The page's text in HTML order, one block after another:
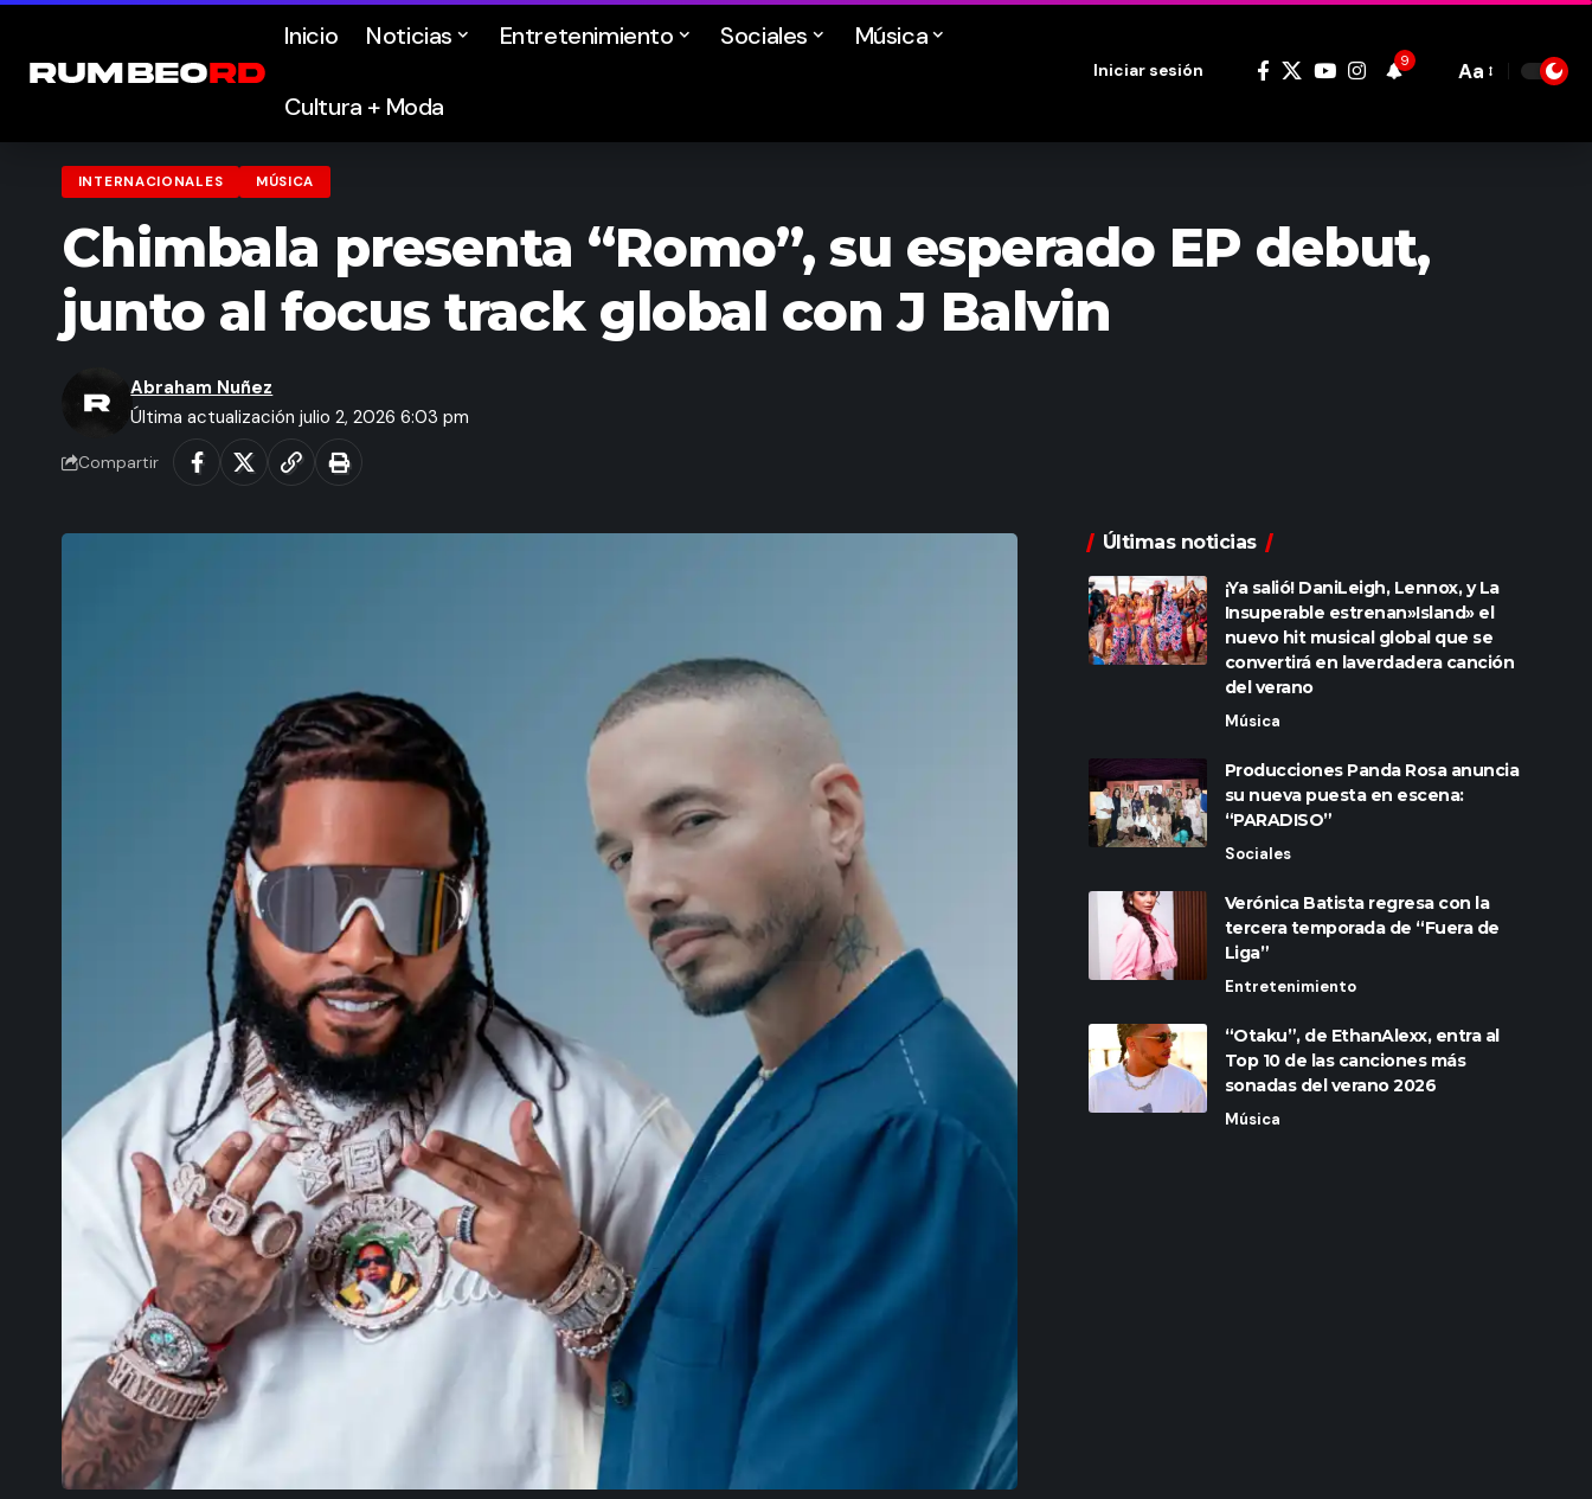
Inicio Noticias Entretenimiento Sociales Música
Cultura + Moda
Iniciar sesión 9
Font
Aa
INTERNACIONALES MÚSICA
Chimbala presenta “Romo”, su esperado EP debut,
junto al focus track global con J Balvin
Última actualización julio 2, 2026 6:03 pm
Abraham Nuñez
Compartir
Últimas noticias
¡Ya salió! DaniLeigh, Lennox, y La
Insuperable estrenan»Island» el
nuevo hit musical global que se
convertirá en laverdadera canción
del verano
Música
Producciones Panda Rosa anuncia
su nueva puesta en escena:
“PARADISO”
Sociales
Verónica Batista regresa con la
tercera temporada de “Fuera de
Liga”
Entretenimiento
“Otaku”, de EthanAlexx, entra al
Top 10 de las canciones más
sonadas del verano 2026
Música